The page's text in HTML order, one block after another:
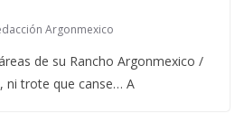
Argonmexico
de su Rancho Argonmexico /
ni trote que canse… A